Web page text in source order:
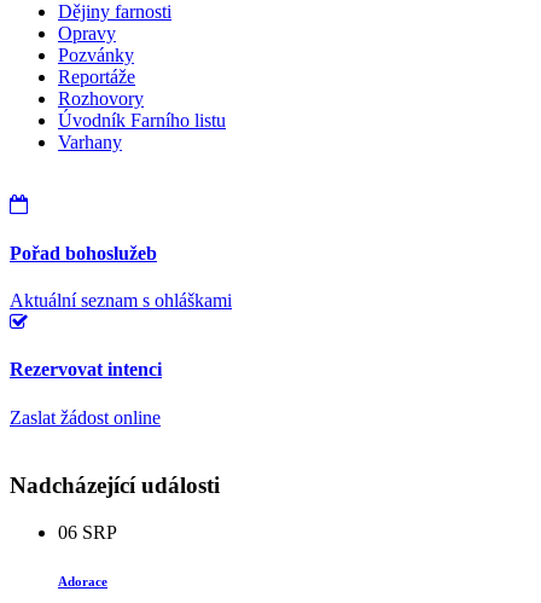
Dějiny farnosti
Opravy
Pozvánky
Reportáže
Rozhovory
Úvodník Farního listu
Varhany
Pořad bohoslužeb
Aktuální seznam s ohláškami
Rezervovat intenci
Zaslat žádost online
Nadcházející události
06 SRP
Adorace